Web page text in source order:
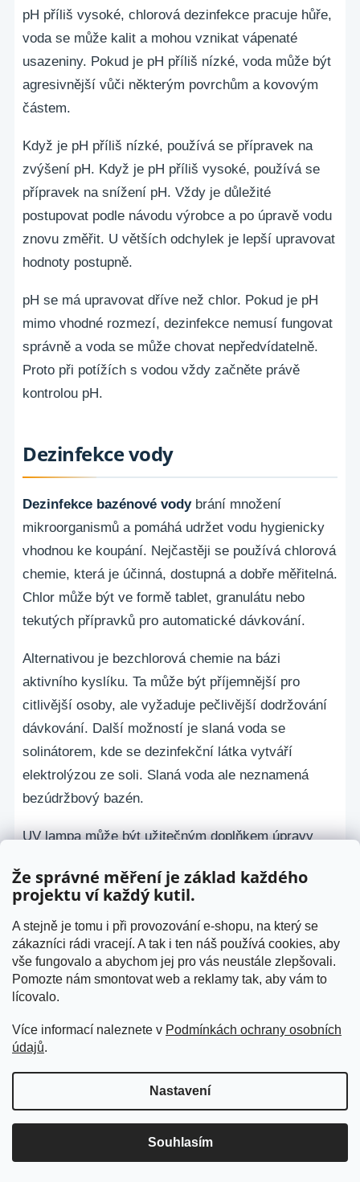
Že správné měření je základ každého
projektu ví každý kutil.
A stejně je tomu i při provozování e-shopu, na který se
zákazníci rádi vracejí. A tak i ten náš používá cookies, aby
vše fungovalo a abychom jej pro vás neustále zlepšovali.
Pomozte nám smontovat web a reklamy tak, aby vám to
lícovalo.
Více informací naleznete v Podmínkách ochrany osobních
údajů.
Nastavení
Souhlasím
pH příliš vysoké, chlorová dezinfekce pracuje hůře,
voda se může kalit a mohou vznikat vápenaté
usazeniny. Pokud je pH příliš nízké, voda může být
agresivnější vůči některým povrchům a kovovým
částem.
Když je pH příliš nízké, používá se přípravek na
zvýšení pH. Když je pH příliš vysoké, používá se
přípravek na snížení pH. Vždy je důležité
postupovat podle návodu výrobce a po úpravě vodu
znovu změřit. U větších odchylek je lepší upravovat
hodnoty postupně.
pH se má upravovat dříve než chlor. Pokud je pH
mimo vhodné rozmezí, dezinfekce nemusí fungovat
správně a voda se může chovat nepředvídatelně.
Proto při potížích s vodou vždy začněte právě
kontrolou pH.
Dezinfekce vody
Dezinfekce bazénové vodybrání množení
mikroorganismů a pomáhá udržet vodu hygienicky
vhodnou ke koupání. Nejčastěji se používá chlorová
chemie, která je účinná, dostupná a dobře měřitelná.
Chlor může být ve formě tablet, granulátu nebo
tekutých přípravků pro automatické dávkování.
Alternativou je bezchlorová chemie na bázi
aktivního kyslíku. Ta může být příjemnější pro
citlivější osoby, ale vyžaduje pečlivější dodržování
dávkování. Další možností je slaná voda se
solinátorem, kde se dezinfekční látka vytváří
elektrolýzou ze soli. Slaná voda ale neznamená
bezúdržbový bazén.
UV lampa může být užitečným doplňkem úpravy
cirkulaci a zbytkovou dezinfekci. U větších bazénů
nebo náročnějších instalací může dávat smysl
automatické dávkování chemie, které průběžně
sleduje a upravuje hodnoty.
Pokud je příliš nízká, pH může výrazně kolísat a
jeho úprava je obtížná. Pokud je alkalita příliš
vysoká, pH se může držet nahoře a hůře se snižuje.